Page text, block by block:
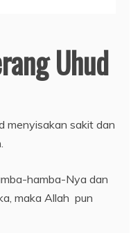
Uhud
menyisakan sakit dan
hamba-Nya dan
maka Allah pun